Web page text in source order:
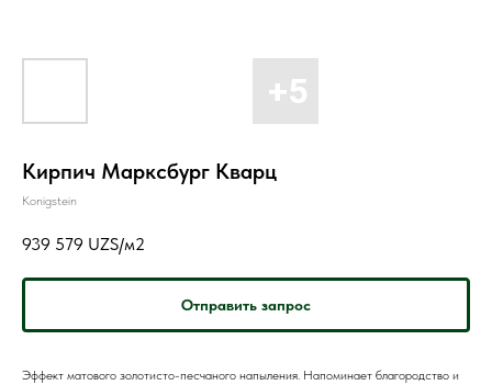
Кирпич Марксбург Кварц
Konigstein
939 579 UZS/м2
Отправить запрос
Эффект матового золотисто-песчаного напыления. Напоминает благородство и